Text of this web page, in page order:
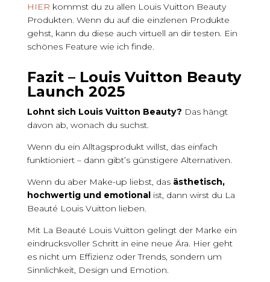
HIER kommst du zu allen Louis Vuitton Beauty
Produkten. Wenn du auf die einzlenen Produkte
gehst, kann du diese auch virtuell an dir testen. Ein
schönes Feature wie ich finde.
Fazit – Louis Vuitton Beauty
Launch 2025
Lohnt sich Louis Vuitton Beauty? Das hängt
davon ab, wonach du suchst.
Wenn du ein Alltagsprodukt willst, das einfach
funktioniert – dann gibt’s günstigere Alternativen.
Wenn du aber Make-up liebst, das ästhetisch,
hochwertig und emotionalist, dann wirst du La
Beauté Louis Vuitton lieben.
Mit La Beauté Louis Vuitton gelingt der Marke ein
eindrucksvoller Schritt in eine neue Ära. Hier geht
es nicht um Effizienz oder Trends, sondern um
Sinnlichkeit, Design und Emotion.